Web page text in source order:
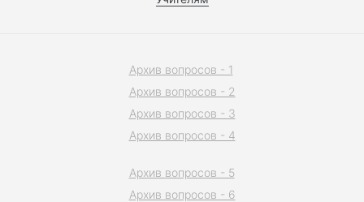
Архив вопросов - 1
Архив вопросов - 2
Архив вопросов - 3
Архив вопросов - 4
Архив вопросов - 5
Архив вопросов - 6